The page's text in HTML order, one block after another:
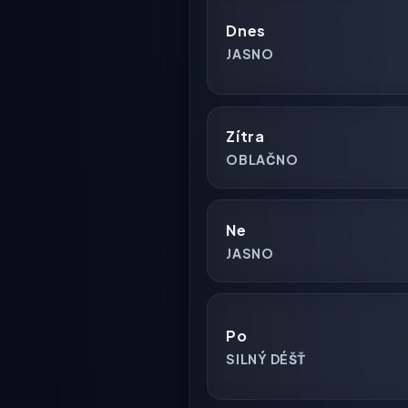
Dnes
JASNO
Zítra
OBLAČNO
Ne
JASNO
Po
SILNÝ DÉŠŤ